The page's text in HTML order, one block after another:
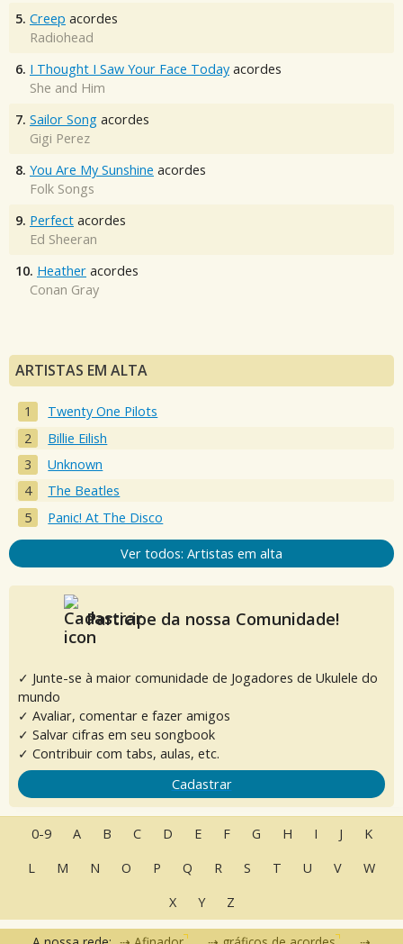
5. Creep acordes
Radiohead
6. I Thought I Saw Your Face Today acordes
She and Him
7. Sailor Song acordes
Gigi Perez
8. You Are My Sunshine acordes
Folk Songs
9. Perfect acordes
Ed Sheeran
10. Heather acordes
Conan Gray
ARTISTAS EM ALTA
Twenty One Pilots
Billie Eilish
Unknown
The Beatles
Panic! At The Disco
Ver todos: Artistas em alta
Participe da nossa Comunidade!
✓ Junte-se à maior comunidade de Jogadores de Ukulele do
mundo
✓ Avaliar, comentar e fazer amigos
✓ Salvar cifras em seu songbook
✓ Contribuir com tabs, aulas, etc.
Cadastrar
0-9 A B C D E F G H I J
K
L
M N O P Q R S T U V
W
X
Y Z